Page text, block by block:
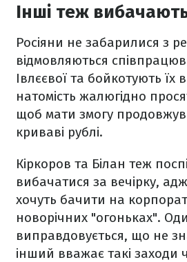
Інші теж
Росіяни не забарилися з
відмовляються
Івлєєвої та бойкотують їх
натомість жалюгідно
щоб мати змогу
криваві рублі.
Кіркоров та Білан теж
вибачатися за вечірку,
хочуть бачити на
новорічних "огоньках".
виправдовується, що не
інший вважає такі заходи